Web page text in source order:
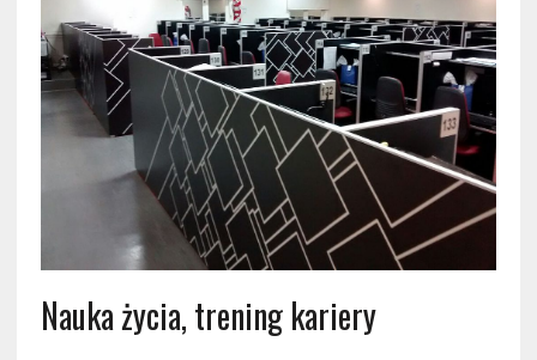
Nauka życia, trening kariery